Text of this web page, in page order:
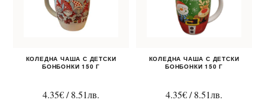
КОЛЕДНА ЧАША С ДЕТСКИ
БОНБОНКИ 150 Г
4.35€/8.51лв.
КОЛЕДНА ЧАША С ДЕТСКИ
БОНБОНКИ 150 Г
4.35€/8.51лв.